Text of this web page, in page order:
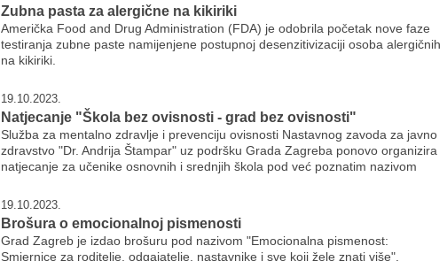
Zubna pasta za alergične na kikiriki
Američka Food and Drug Administration (FDA) je odobrila početak nove faze
testiranja zubne paste namijenjene postupnoj desenzitivizaciji osoba alergičnih
na kikiriki.
19.10.2023.
Natjecanje "Škola bez ovisnosti - grad bez ovisnosti"
Služba za mentalno zdravlje i prevenciju ovisnosti Nastavnog zavoda za javno
zdravstvo "Dr. Andrija Štampar" uz podršku Grada Zagreba ponovo organizira
natjecanje za učenike osnovnih i srednjih škola pod već poznatim nazivom
19.10.2023.
Brošura o emocionalnoj pismenosti
Grad Zagreb je izdao brošuru pod nazivom "Emocionalna pismenost:
Smjernice za roditelje, odgajatelje, nastavnike i sve koji žele znati više".